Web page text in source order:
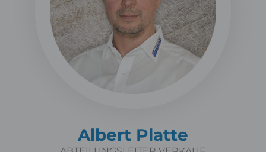
Albert Platte